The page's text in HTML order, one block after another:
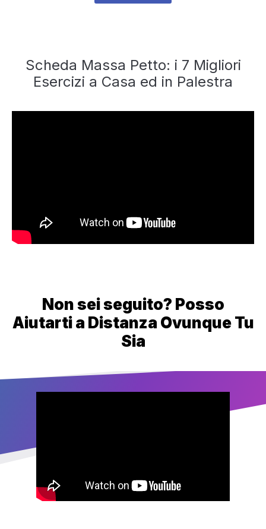
Scheda Massa Petto: i 7 Migliori
Esercizi a Casa ed in Palestra
Non sei seguito? Posso
Aiutarti a Distanza Ovunque Tu
Sia